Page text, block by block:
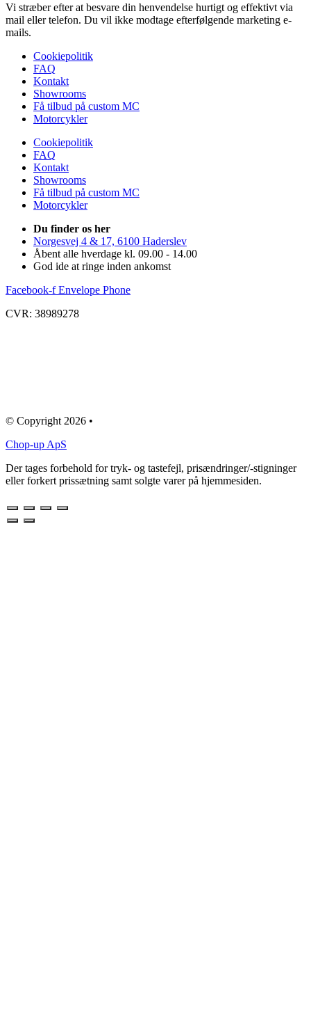
Vi stræber efter at besvare din henvendelse hurtigt og effektivt via
mail eller telefon. Du vil ikke modtage efterfølgende marketing e-
mails.
Cookiepolitik
FAQ
Kontakt
Showrooms
Få tilbud på custom MC
Motorcykler
Cookiepolitik
FAQ
Kontakt
Showrooms
Få tilbud på custom MC
Motorcykler
Du finder os her
Norgesvej 4 & 17, 6100 Haderslev
Åbent alle hverdage kl. 09.00 - 14.00
God ide at ringe inden ankomst
Facebook-f Envelope Phone
CVR: 38989278
© Copyright 2026 •
Chop-up ApS
Der tages forbehold for tryk- og tastefejl, prisændringer/-stigninger
eller forkert prissætning samt solgte varer på hjemmesiden.